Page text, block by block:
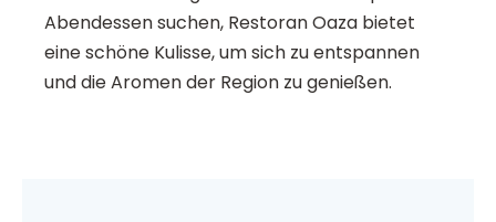
Abendessen suchen, Restoran Oaza bietet
eine schöne Kulisse, um sich zu entspannen
und die Aromen der Region zu genießen.